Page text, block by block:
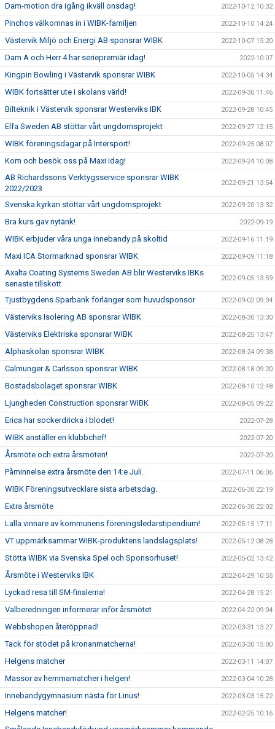
Dam-motion dra igång ikväll onsdag! 2022-10-12 10:32
Pinchos välkomnas in i WIBK-familjen 2022-10-10 14:24
Västervik Miljö och Energi AB sponsrar WIBK 2022-10-07 15:20
Dam A och Herr 4 har seriepremiär idag! 2022-10-07
Kingpin Bowling i Västervik sponsrar WIBK 2022-10-05 14:34
WIBK fortsätter ute i skolans värld! 2022-09-30 11:46
Bilteknik i Västervik sponsrar Westerviks IBK 2022-09-28 10:45
Elfa Sweden AB stöttar vårt ungdomsprojekt 2022-09-27 12:15
WIBK föreningsdagar på Intersport! 2022-09-25 08:07
Kom och besök oss på Maxi idag! 2022-09-24 10:08
AB Richardssons Verktygsservice sponsrar WIBK
2022/2023
2022-09-21 13:54
Svenska kyrkan stöttar vårt ungdomsprojekt 2022-09-20 13:32
Bra kurs gav nytänk! 2022-09-19
WIBK erbjuder våra unga innebandy på skoltid 2022-09-16 11:19
Maxi ICA Stormarknad sponsrar WIBK 2022-09-09 11:18
Axalta Coating Systems Sweden AB blir Westerviks IBKs
senaste tillskott
2022-09-05 13:59
Tjustbygdens Sparbank förlänger som huvudsponsor 2022-09-02 09:34
Västerviks Isolering AB sponsrar WIBK 2022-08-30 13:30
Västerviks Elektriska sponsrar WIBK 2022-08-25 13:47
Alphaskolan sponsrar WIBK 2022-08-24 09:38
Calmunger & Carlsson sponsrar WIBK 2022-08-18 09:20
Bostadsbolaget sponsrar WIBK 2022-08-10 12:48
Ljungheden Construction sponsrar WIBK 2022-08-05 09:22
Erica har sockerdricka i blodet! 2022-07-28
WIBK anställer en klubbchef! 2022-07-20
Årsmöte och extra årsmöten! 2022-07-20
Påminnelse extra årsmöte den 14:e Juli. 2022-07-11 06:06
WIBK Föreningsutvecklare sista arbetsdag. 2022-06-30 22:19
Extra årsmöte 2022-06-30 22:02
Lalla vinnare av kommunens föreningsledarstipendium! 2022-05-15 17:11
VT uppmärksammar WIBK-produktens landslagsplats! 2022-05-12 08:28
Stötta WIBK via Svenska Spel och Sponsorhuset! 2022-05-02 13:42
Årsmöte i Westerviks IBK 2022-04-29 10:55
Lyckad resa till SM-finalerna! 2022-04-28 15:21
Valberedningen informerar inför årsmötet 2022-04-22 09:04
Webbshopen återöppnad! 2022-03-31 13:27
Tack för stödet på kronanmatcherna! 2022-03-30 15:00
Helgens matcher 2022-03-11 14:07
Massor av hemmamatcher i helgen! 2022-03-04 10:28
Innebandygymnasium nästa för Linus! 2022-03-03 15:22
Helgens matcher! 2022-02-25 10:16